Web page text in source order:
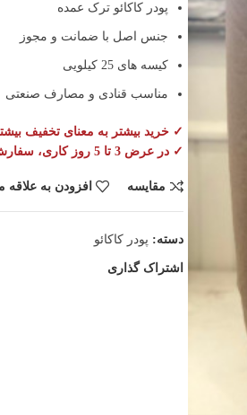
پودر کاکائو ترک عمده
جنس اصل با ضمانت و مجوز
کیسه های 25 کیلویی
مناسب قنادی و مصارف صنعتی
✓ خرید بیشتر به معنای تخفیف
✓ در عرض 3 تا 5 روز کاری، سفارش خود را تحویل بگیرید.
مقایسه افزودن به علاقه
دسته: پودر کاکائو
اشتراک گذاری